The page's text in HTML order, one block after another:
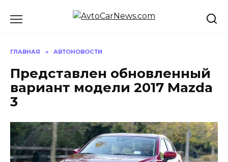
ГЛАВНАЯ » АВТОНОВОСТИ
Представлен обновленный
вариант модели 2017 Mazda
3